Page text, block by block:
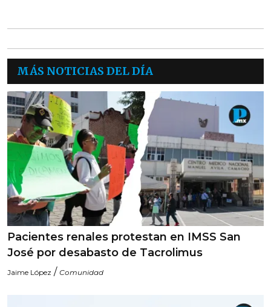
MÁS NOTICIAS DEL DÍA
Pacientes renales protestan en IMSS San
José por desabasto de Tacrolimus
Jaime López / Comunidad